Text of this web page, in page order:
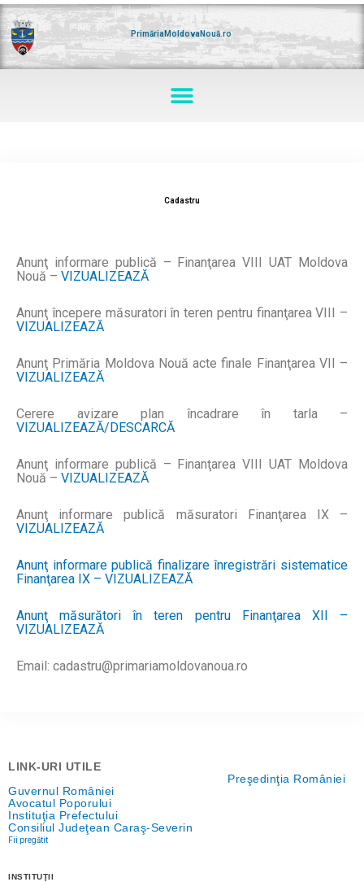
Skip
to
content
PrimăriaMoldovaNouă.ro
Menu
Cadastru
Anunţ informare publică – Finanţarea VIII UAT Moldova
Nouă – VIZUALIZEAZĂ
Anunţ începere măsuratori în teren pentru finanţarea VIII –
VIZUALIZEAZĂ
Anunţ Primăria Moldova Nouă acte finale Finanţarea VII –
VIZUALIZEAZĂ
Cerere avizare plan încadrare în tarla –
VIZUALIZEAZĂ/DESCARCĂ
Anunţ informare publică – Finanţarea VIII UAT Moldova
Nouă – VIZUALIZEAZĂ
Anunţ informare publică măsuratori Finanţarea IX –
VIZUALIZEAZĂ
Anunţ informare publică finalizare înregistrări sistematice
Finanţarea IX – VIZUALIZEAZĂ
Anunţ măsurători în teren pentru Finanţarea XII –
VIZUALIZEAZĂ
Email: cadastru@primariamoldovanoua.ro
LINK-URI UTILE
Preşedinţia României
Guvernul României
Avocatul Poporului
Instituţia Prefectului
Consiliul Judeţean Caraş-Severin
Fii pregătit
INSTITUŢII